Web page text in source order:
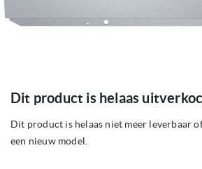
naar
begin
van
Dit product is helaas
Dit product is helaas niet meer leverbaar
een nieuw model.